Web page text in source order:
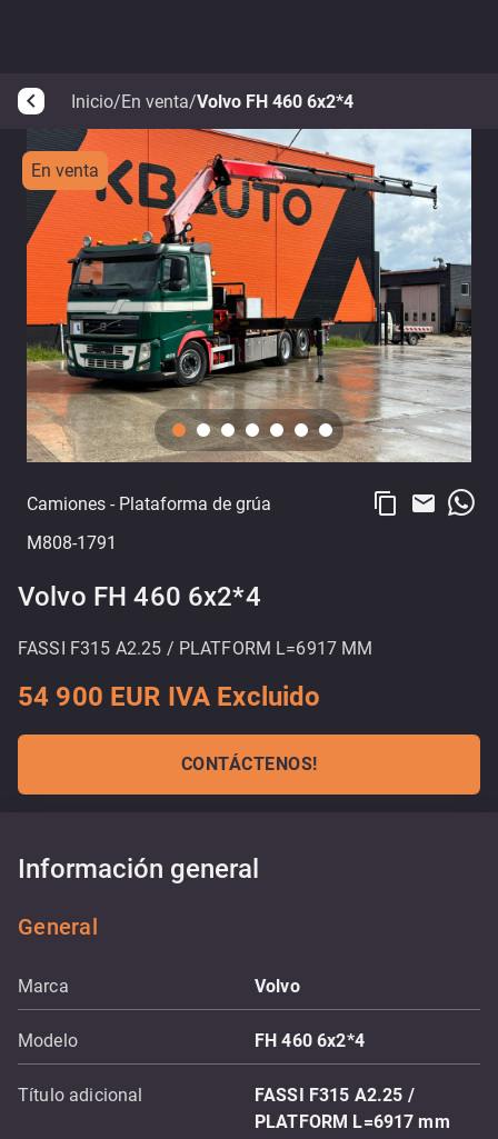
arrow_back_ios Inicio/En venta/Volvo FH 460 6x2*4
En venta
Camiones - Plataforma de grúa
M808-1791
content_copy email
Volvo FH 460 6x2*4
FASSI F315 A2.25 / PLATFORM L=6917 MM
54 900 EUR IVA Excluido
CONTÁCTENOS!
Información general
General
Marca Volvo
Modelo FH 460 6x2*4
Título adicional
FASSI F315 A2.25 /
PLATFORM L=6917 mm